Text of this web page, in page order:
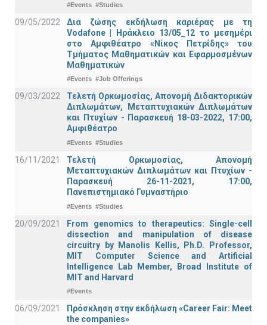
#Events #Studies
09/05/2022
Δια ζώσης εκδήλωση καριέρας με τη
Vodafone | Ηράκλειο 13/05_12 το μεσημέρι
στο Αμφιθέατρο «Νίκος Πετρίδης» του
Τμήματος Μαθηματικών και Εφαρμοσμένων
Μαθηματικών
#Events #Job Offerings
09/03/2022
Τελετή Ορκωμοσίας, Απονομή Διδακτορικών
Διπλωμάτων, Μεταπτυχιακών Διπλωμάτων
και Πτυχίων - Παρασκευή 18-03-2022, 17:00,
Αμφιθέατρο
#Events #Studies
16/11/2021
Τελετή Ορκωμοσίας, Απονομή
Μεταπτυχιακών Διπλωμάτων και Πτυχίων -
Παρασκευή 26-11-2021, 17:00,
Πανεπιστημιακό Γυμναστήριο
#Events #Studies
20/09/2021
From genomics to therapeutics: Single-cell
dissection and manipulation of disease
circuitry by Manolis Kellis, Ph.D. Professor,
MIT Computer Science and Artificial
Intelligence Lab Member, Broad Institute of
MIT and Harvard
#Events
06/09/2021
Πρόσκληση στην εκδήλωση «Career Fair: Meet
the companies»